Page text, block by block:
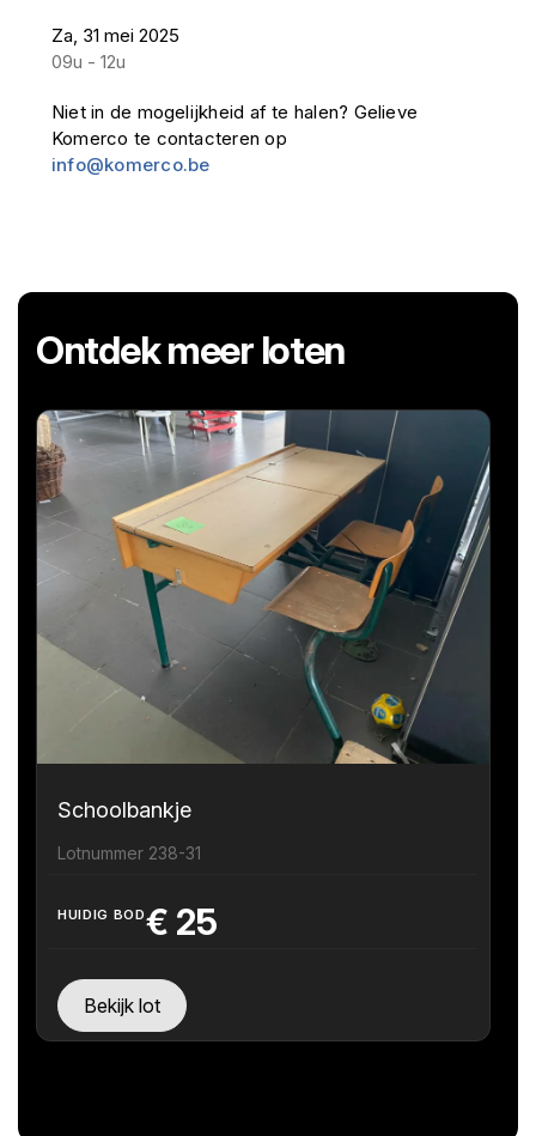
Za, 31 mei 2025
09u - 12u
Niet in de mogelijkheid af te halen? Gelieve
Komerco te contacteren op
info@komerco.be
Ontdek meer loten
Schoolbankje
Lotnummer 238-31
HUIDIG BOD€ 25
Bekijk lot